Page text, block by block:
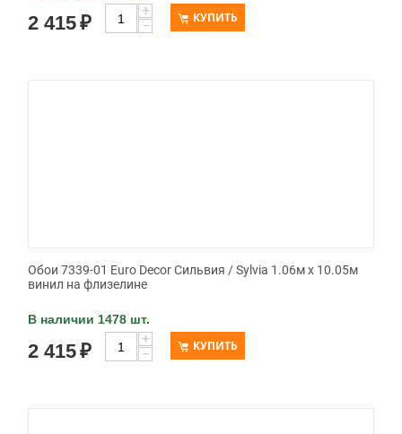
2 415₽
+
−
КУПИТЬ
Обои 7339-01 Euro Decor Сильвия / Sylvia 1.06м x 10.05м
винил на флизелине
В наличии 1478 шт.
2 415₽
+
−
КУПИТЬ